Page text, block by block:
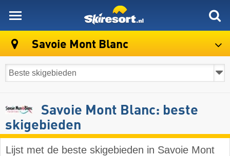
Savoie Mont Blanc
Savoie Mont Blanc: beste
skigebieden
Lijst met de beste skigebieden in Savoie Mont